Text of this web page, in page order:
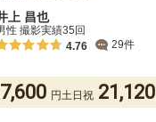
上 昌也
性 撮影実績35回
4.76
29件
円土日祝 21,120